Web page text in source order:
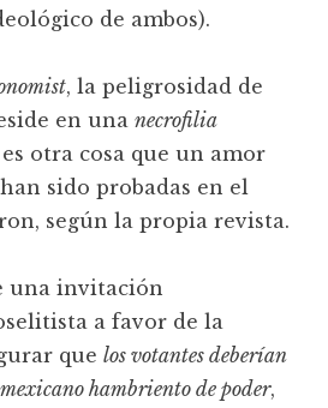
de ambos).
, la peligrosidad de
en una necrofilia
otra cosa que un amor
sido probadas en el
según la propia revista.
una invitación
a favor de la
que los votantes deberían
hambriento de poder,